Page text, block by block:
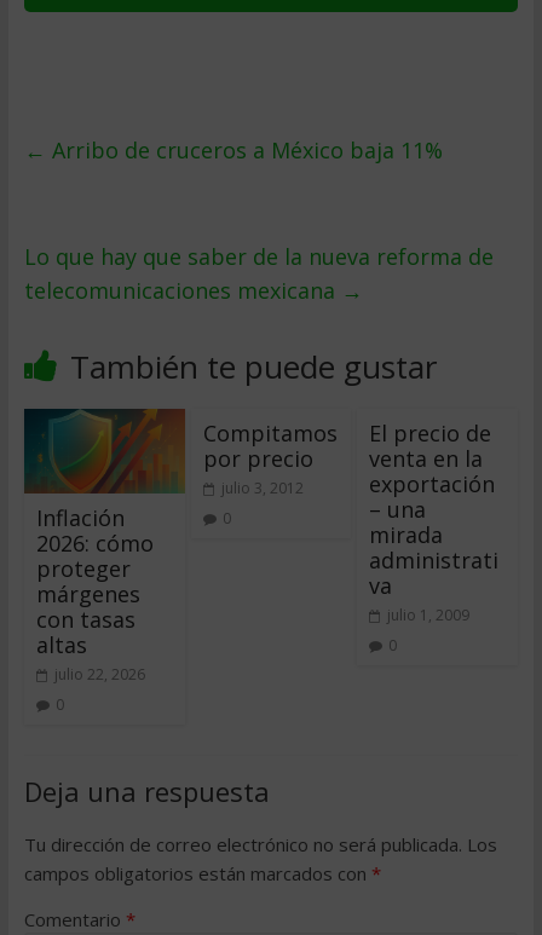
← Arribo de cruceros a México baja 11%
Lo que hay que saber de la nueva reforma de
telecomunicaciones mexicana →
También te puede gustar
Inflación
2026: cómo
proteger
márgenes
con tasas
altas
julio 22, 2026
0
Compitamos
por precio
julio 3, 2012
0
El precio de
venta en la
exportación
– una
mirada
administrati
va
julio 1, 2009
0
Deja una respuesta
Tu dirección de correo electrónico no será publicada. Los
campos obligatorios están marcados con *
Comentario *